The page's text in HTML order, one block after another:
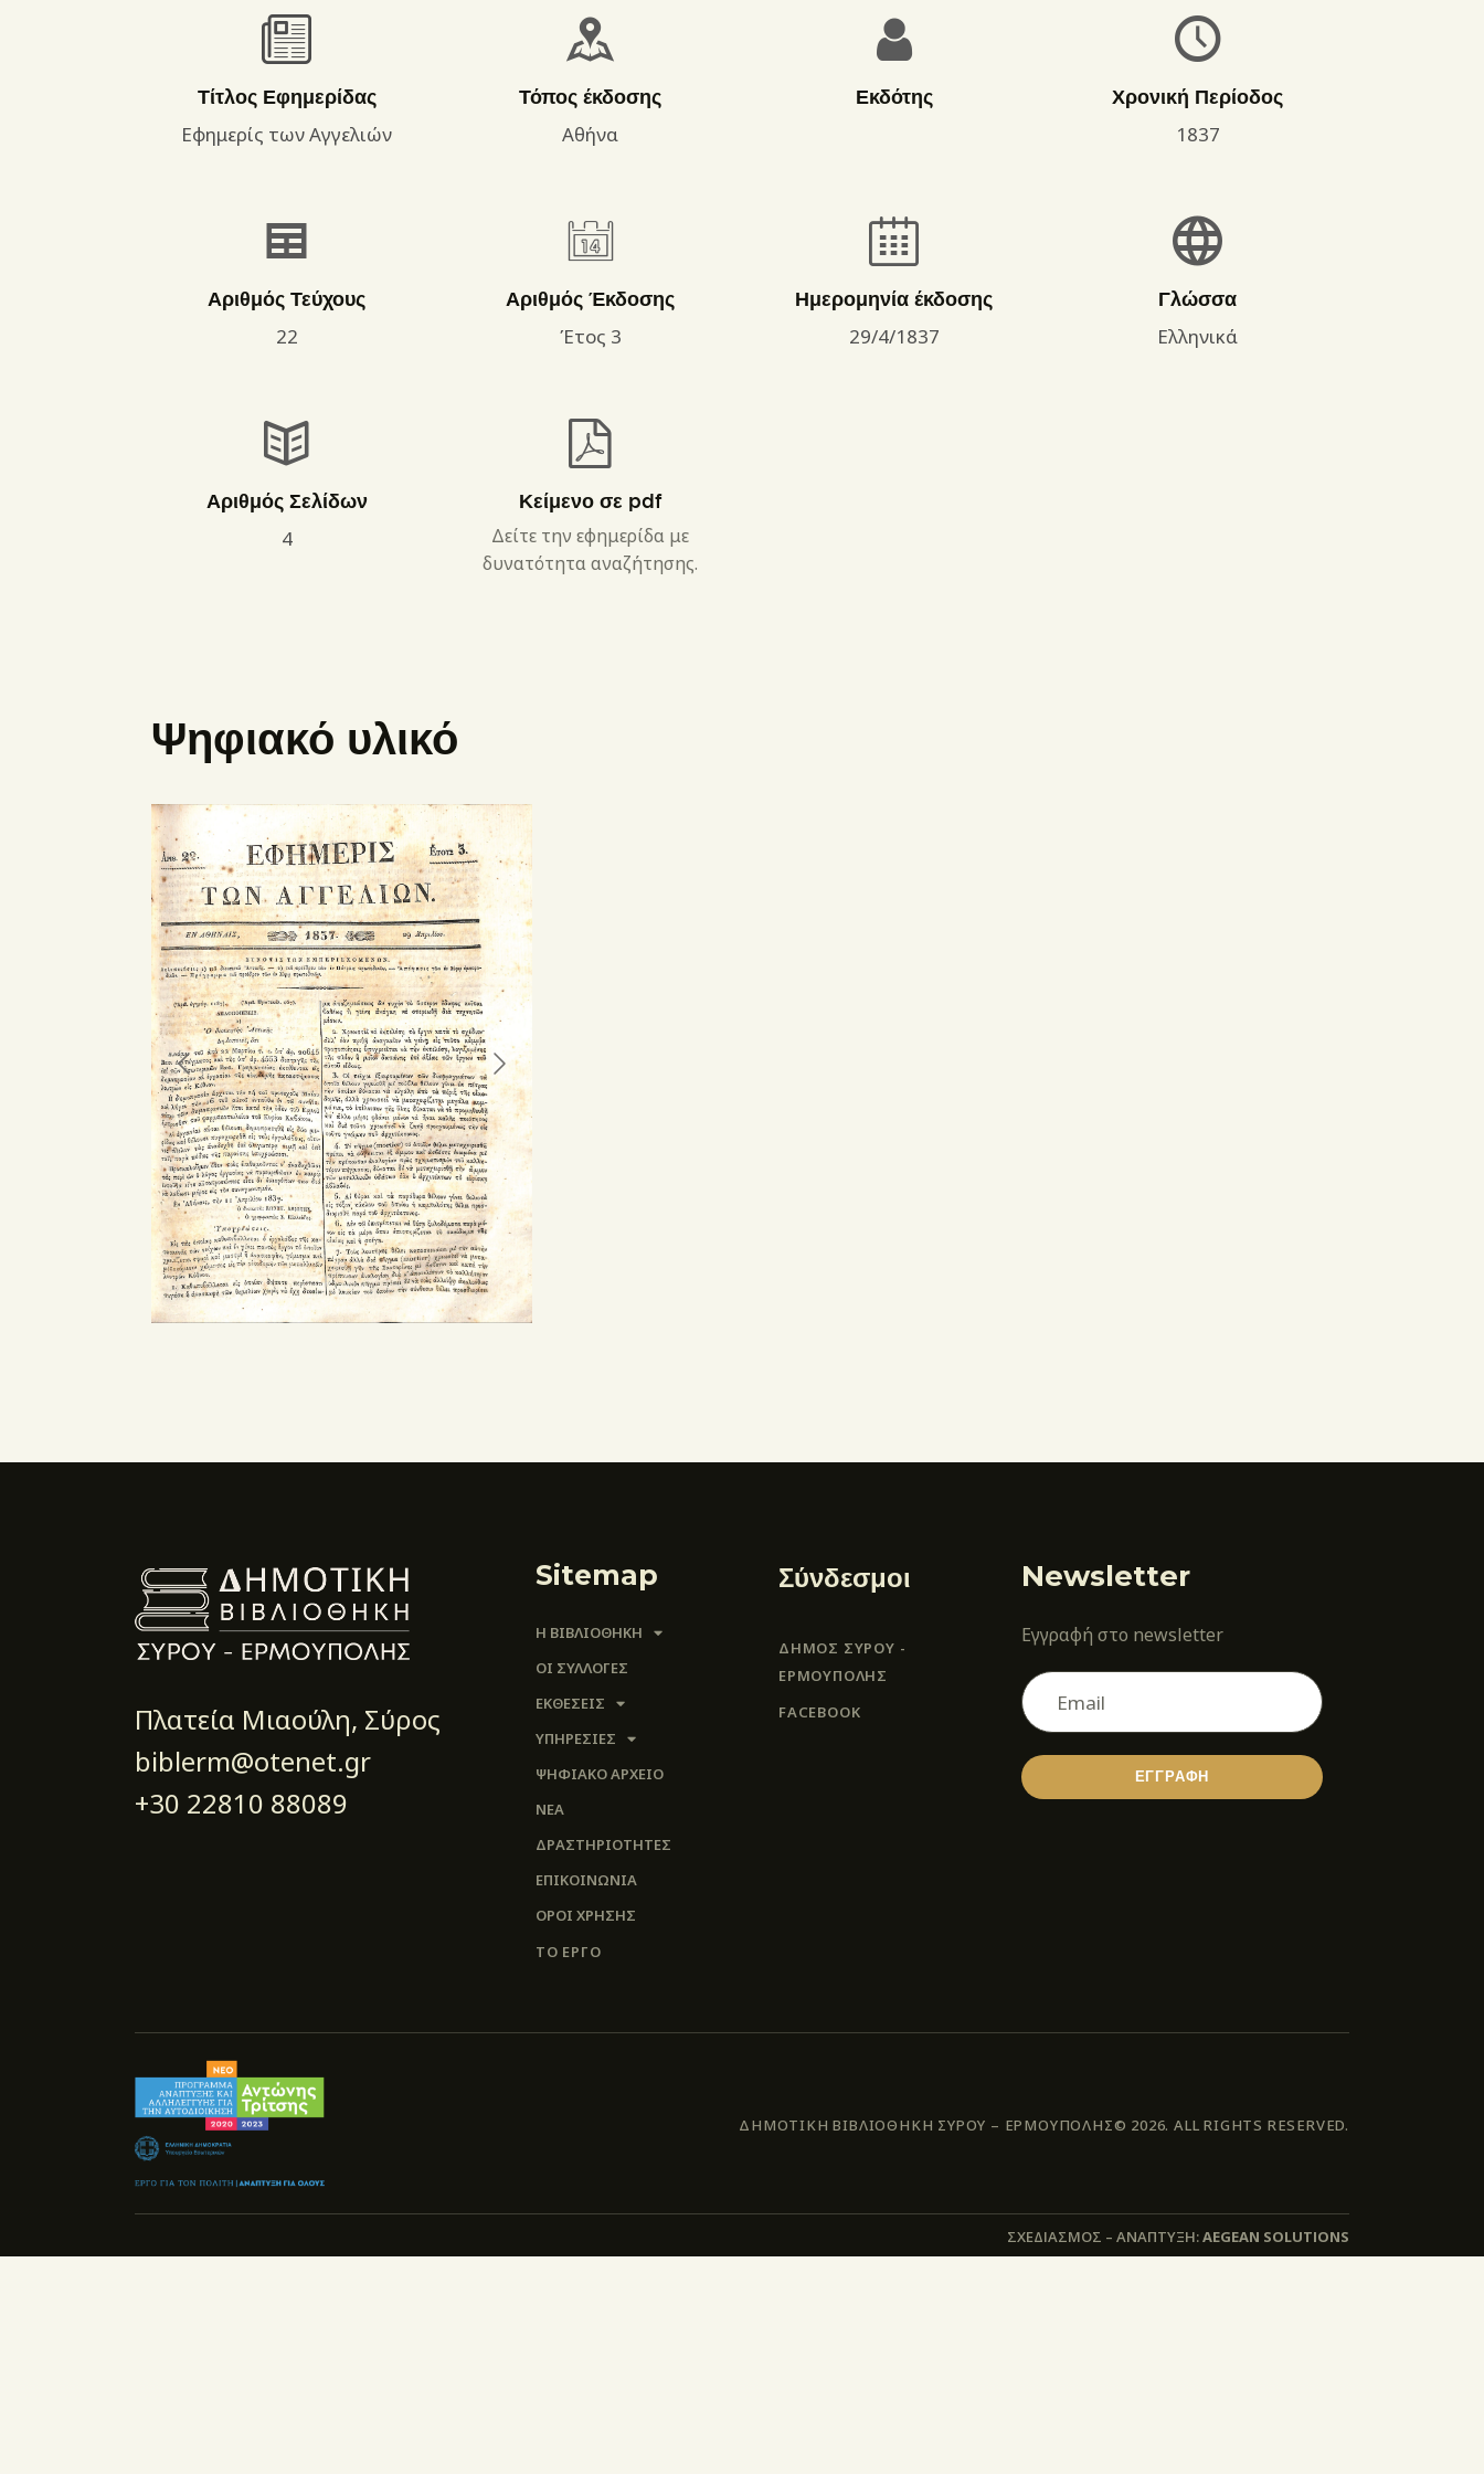
Τίτλος Εφημερίδας
Εφημερίς των Αγγελιών
Τόπος έκδοσης
Αθήνα
Εκδότης
Χρονική Περίοδος
1837
Αριθμός Τεύχους
22
Αριθμός Έκδοσης
Έτος 3
Ημερομηνία έκδοσης
29/4/1837
Γλώσσα
Ελληνικά
Αριθμός Σελίδων
4
Κείμενο σε pdf
Δείτε την εφημερίδα με
δυνατότητα αναζήτησης.
Ψηφιακό υλικό
Πλατεία Μιαούλη, Σύρος
biblerm@otenet.gr
+30 22810 88089
Sitemap
Η ΒΙΒΛΙΟΘΗΚΗ
ΟΙ ΣΥΛΛΟΓΈΣ
ΕΚΘΕΣΕΙΣ
ΥΠΗΡΕΣΙΕΣ
ΨΗΦΙΑΚΌ ΑΡΧΕΊΟ
ΝΕΑ
ΔΡΑΣΤΗΡΙΟΤΗΤΕΣ
ΕΠΙΚΟΙΝΩΝΊΑ
ΌΡΟΙ ΧΡΉΣΗΣ
ΤΟ ΕΡΓΟ
Σύνδεσμοι
ΔΗΜΟΣ ΣΥΡΟΥ -
ΕΡΜΟΎΠΟΛΗΣ
FACEBOOK
Newsletter
Εγγραφή στο newsletter
ΕΓΓΡΑΦΗ
ΔΗΜΟΤΙΚΗ ΒΙΒΛΙΟΘΗΚΗ ΣΥΡΟΥ – ΕΡΜΟΥΠΟΛΗΣ© 2026. ALL RIGHTS RESERVED.
ΣΧΕΔΙΑΣΜΟΣ – ΑΝΑΠΤΥΞΗ:AEGEAN SOLUTIONS